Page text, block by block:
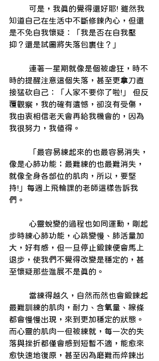
知道自己在生活中不斷修鍊內心，但還
是不免自我懷疑：「我是否在自我壓
抑？還是試圖將失落包裹住？」
時的提醒注意這個失落，甚至更拿刀直
接猛砍自己：「人家不要你了啦!」 但反
覆觀察，我的確有遺憾，卻沒有受傷，
我由衷相信老天會再給我機會的，因為
我很努力，我值得。
像是心肺功能；最難練的也最難消失，
就像全身各部位的肌肉，所以，要堅
持!」每週上飛輪課的老師這樣告訴我
們。
步時練心肺功能，心跳變慢、肺活量加
大，好有感，但一旦停止鍛鍊便會馬上
退步，使我們不覺得改變是穩定的，甚
至懷疑那些進展不是真的。
最難訓練的肌肉，耐力、含氧量、線條
都會慢慢出現，來到更加穩定的狀態。
而心靈的肌肉一但被練就，每一次的失
落與挫折都僅會感到短暫不適，能愈來
愈快速地復原，甚至因為磨難而焠鍊出